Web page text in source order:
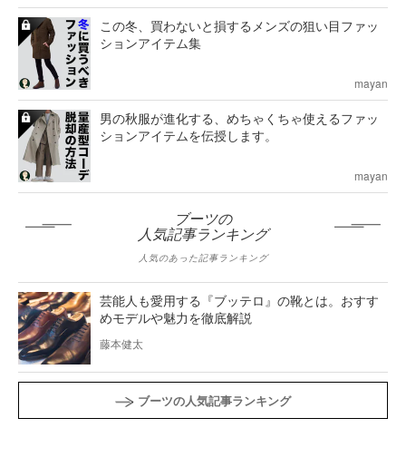
この冬、買わないと損するメンズの狙い目ファッ
ションアイテム集
mayan
男の秋服が進化する、めちゃくちゃ使えるファッ
ションアイテムを伝授します。
mayan
ブーツの
人気記事ランキング
人気のあった記事ランキング
芸能人も愛用する『ブッテロ』の靴とは。おすす
めモデルや魅力を徹底解説
藤本健太
ブーツの人気記事ランキング